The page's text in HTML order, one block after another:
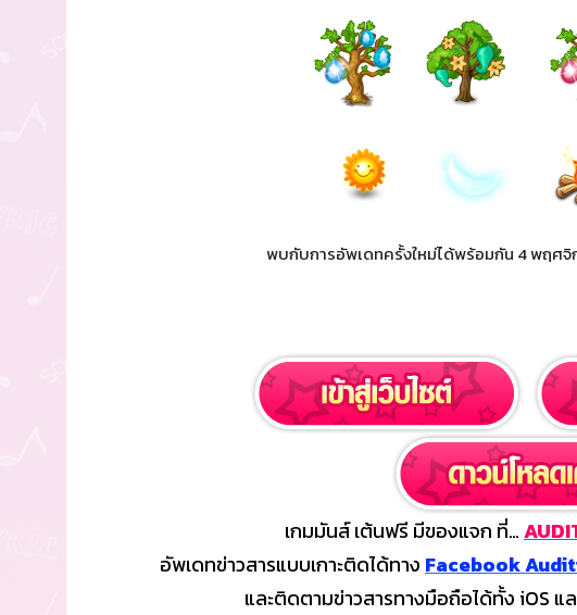
พบกับการอัพเดทครั้งใหม่ได้พร้อมกัน 4 พฤศจิก
เกมมันส์ เต้นฟรี มีของแจก ที่…
อัพเดทข่าวสารแบบเกาะติดได้ทางFacebook
และติดตามข่าวสารทางมือถือได้ทั้ง iOS แ